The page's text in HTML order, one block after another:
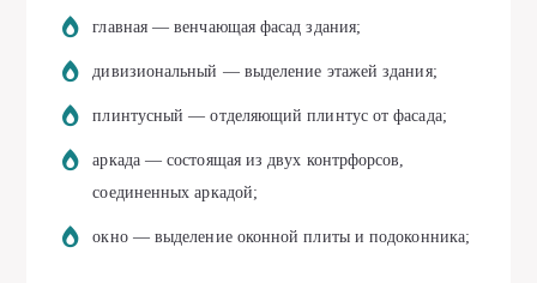
главная — венчающая фасад здания;
дивизиональный — выделение этажей здания;
плинтусный — отделяющий плинтус от фасада;
аркада — состоящая из двух контрфорсов,
соединенных аркадой;
окно — выделение оконной плиты и подоконника;